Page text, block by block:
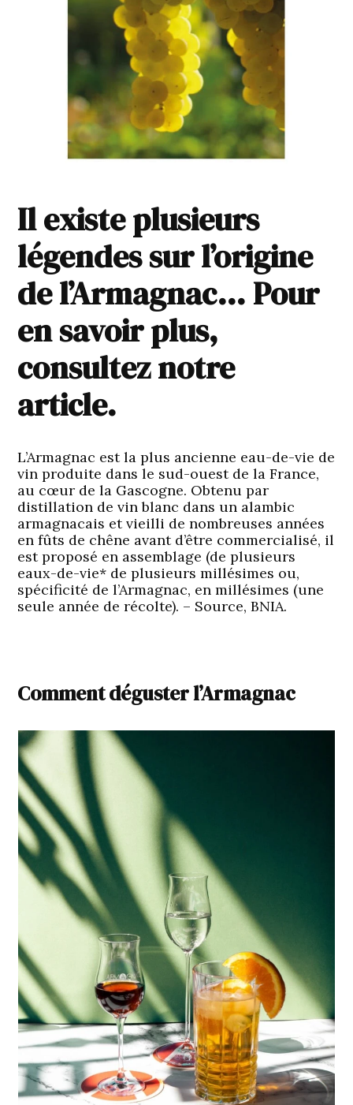
Il existe plusieurs
légendes sur l’origine
de l’Armagnac… Pour
en savoir plus,
consultez notre
article.
L’Armagnac est la plus ancienne eau-de-vie de
vin produite dans le sud-ouest de la France,
au cœur de la Gascogne. Obtenu par
distillation de vin blanc dans un alambic
armagnacais et vieilli de nombreuses années
en fûts de chêne avant d’être commercialisé, il
est proposé en assemblage (de plusieurs
eaux-de-vie* de plusieurs millésimes ou,
spécificité de l’Armagnac, en millésimes (une
seule année de récolte). – Source, BNIA.
Comment déguster l’Armagnac